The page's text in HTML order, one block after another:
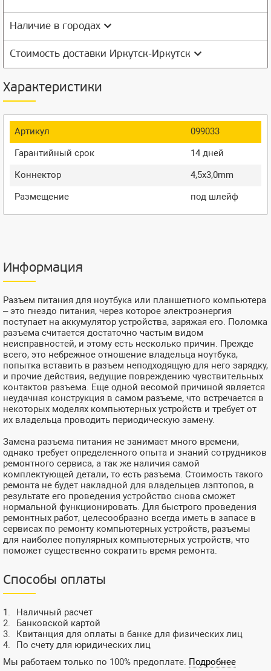
Наличие в городах
Стоимость доставки Иркутск-Иркутск
Характеристики
Артикул
099033
Гарантийный срок
14 дней
Коннектор
4,5x3,0mm
Размещение
под шлейф
Информация
Разъем питания для ноутбука или планшетного компьютера
– это гнездо питания, через которое электроэнергия
поступает на аккумулятор устройства, заряжая его. Поломка
разъема считается достаточно частым видом
неисправностей, и этому есть несколько причин. Прежде
всего, это небрежное отношение владельца ноутбука,
попытка вставить в разъем неподходящую для него зарядку,
и прочие действия, ведущие повреждению чувствительных
контактов разъема. Еще одной весомой причиной является
неудачная конструкция в самом разъеме, что встречается в
некоторых моделях компьютерных устройств и требует от
их владельца проводить периодическую замену.
Замена разъема питания не занимает много времени,
однако требует определенного опыта и знаний сотрудников
ремонтного сервиса, а так же наличия самой
комплектующей детали, то есть разъема. Стоимость такого
ремонта не будет накладной для владельцев лэптопов, в
результате его проведения устройство снова сможет
нормальной функционировать. Для быстрого проведения
ремонтных работ, целесообразно всегда иметь в запасе в
сервисах по ремонту компьютерных устройств, разъемы
для наиболее популярных компьютерных устройств, что
поможет существенно сократить время ремонта.
Способы оплаты
Наличный расчет
Банковской картой
Квитанция для оплаты в банке для физических лиц
По счету для юридических лиц
Мы работаем только по 100% предоплате. Подробнее